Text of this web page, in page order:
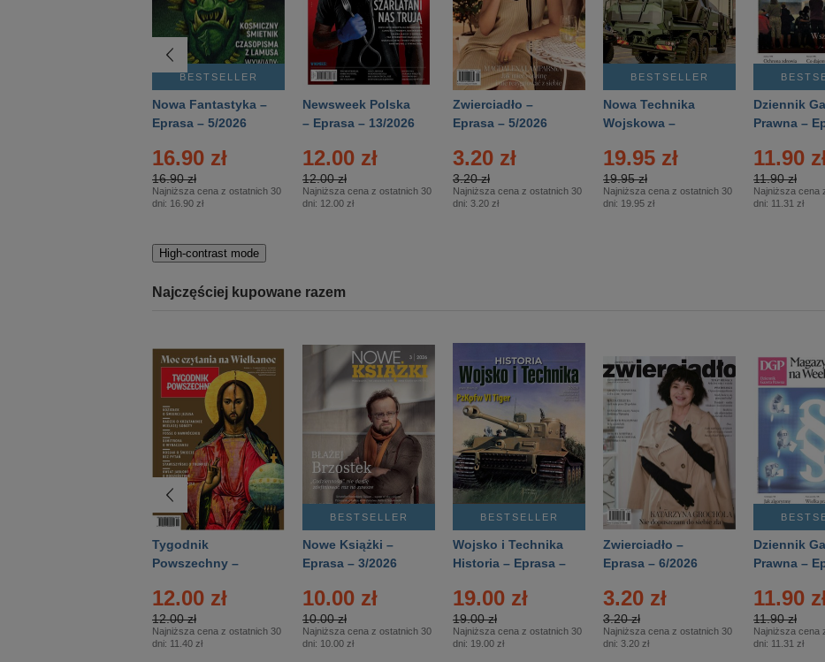
BESTSELLER
Nowa Fantastyka –
Eprasa – 5/2026
16.90 zł
16.90 zł
Najniższa cena z ostatnich 30
dni: 16.90 zł
Newsweek Polska
– Eprasa – 13/2026
12.00 zł
12.00 zł
Najniższa cena z ostatnich 30
dni: 12.00 zł
Zwierciadło –
Eprasa – 5/2026
3.20 zł
3.20 zł
Najniższa cena z ostatnich 30
dni: 3.20 zł
BESTSELLER
Nowa Technika
Wojskowa –
19.95 zł
19.95 zł
Najniższa cena z ostatnich 30
dni: 19.95 zł
Dziennik
Prawna –
11.90
11.90 zł
Najniższa cena
dni: 11.31 zł
High-contrast mode
Najczęściej kupowane razem
Tygodnik
Powszechny –
12.00 zł
12.00 zł
Najniższa cena z ostatnich 30
dni: 11.40 zł
BESTSELLER
Nowe Książki –
Eprasa – 3/2026
10.00 zł
10.00 zł
Najniższa cena z ostatnich 30
dni: 10.00 zł
BESTSELLER
Wojsko i Technika
Historia – Eprasa –
19.00 zł
19.00 zł
Najniższa cena z ostatnich 30
dni: 19.00 zł
Zwierciadło –
Eprasa – 6/2026
3.20 zł
3.20 zł
Najniższa cena z ostatnich 30
dni: 3.20 zł
Dziennik
Prawna –
11.90
11.90 zł
Najniższa cena
dni: 11.31 zł